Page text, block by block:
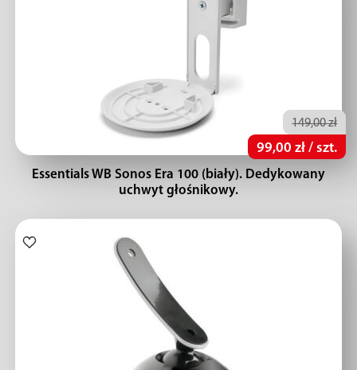
149,00 zł
99,00 zł / szt.
Essentials WB Sonos Era 100 (biały). Dedykowany
uchwyt głośnikowy.